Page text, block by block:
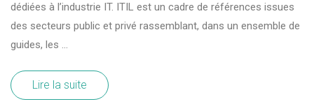
dédiées à l’industrie IT. ITIL est un cadre de références issues
des secteurs public et privé rassemblant, dans un ensemble de
guides, les …
Lire la suite